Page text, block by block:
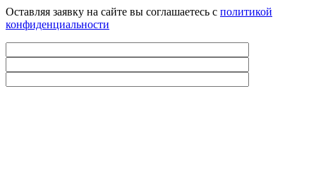
Оставляя заявку на сайте вы соглашаетесь с политикой
конфиденциальности